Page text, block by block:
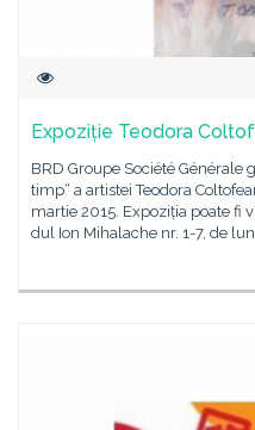
Expoziție Teodora
BRD Groupe Société Générale
timp“ a artistei Teodora
martie 2015. Expoziția poate fi
dul Ion Mihalache nr. 1-7, de